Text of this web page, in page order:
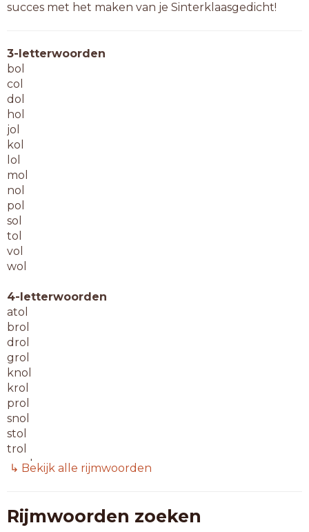
succes met het maken van je Sinterklaasgedicht!
3-letterwoorden
bol
col
dol
hol
jol
kol
lol
mol
nol
pol
sol
tol
vol
wol
4-letterwoorden
atol
brol
drol
grol
knol
krol
prol
snol
stol
trol
zwol
afbol
afhol
↳ Bekijk alle rijmwoorden
Rijmwoorden zoeken